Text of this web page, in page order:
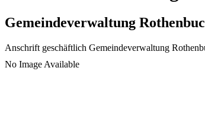
Gemeindeverwaltung
Anschrift geschäftlich Gemeindeverwaltung
No Image Available